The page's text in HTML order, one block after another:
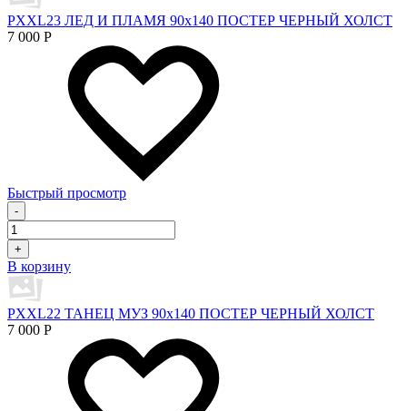
PXXL23 ЛЕД И ПЛАМЯ 90x140 ПОСТЕР ЧЕРНЫЙ ХОЛСТ
7 000 Р
Быстрый просмотр
-
+
В корзину
PXXL22 ТАНЕЦ МУЗ 90x140 ПОСТЕР ЧЕРНЫЙ ХОЛСТ
7 000 Р